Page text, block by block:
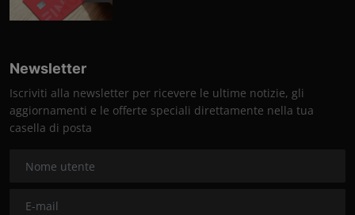
Newsletter
Iscriviti alla newsletter per ricevere le ultime notizie, gli
aggiornamenti e le offerte speciali direttamente nella tua
casella di posta